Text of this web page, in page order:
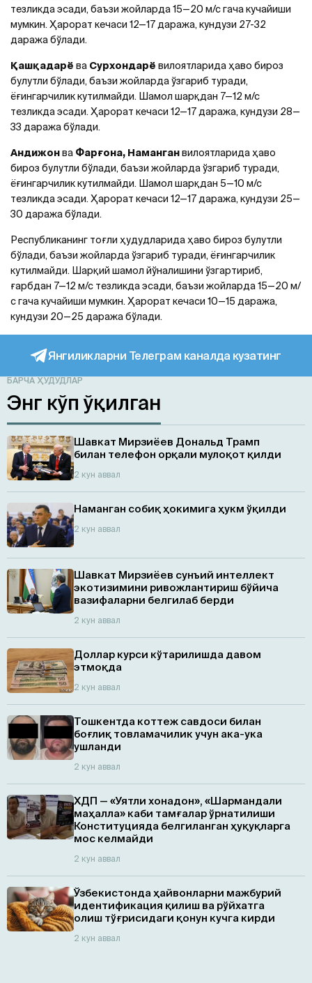
тезликда эсади, баъзи жойларда 15—20 м/с гача кучайиши
мумкин. Ҳарорат кечаси 12—17 даража, кундузи 27-32
даража бўлади.
Қашқадарё ва Сурхондарё вилоятларида ҳаво бироз
булутли бўлади, баъзи жойларда ўзгариб туради,
ёғингарчилик кутилмайди. Шамол шарқдан 7—12 м/с
тезликда эсади. Ҳарорат кечаси 12—17 даража, кундузи 28—
33 даража бўлади.
Aндижонва Фарғона, Наманганвилоятларида ҳаво
бироз булутли бўлади, баъзи жойларда ўзгариб туради,
ёғингарчилик кутилмайди. Шамол шарқдан 5—10 м/с
тезликда эсади. Ҳарорат кечаси 12—17 даража, кундузи 25—
30 даража бўлади.
Республиканинг тоғли ҳудудларида ҳаво бироз булутли
бўлади, баъзи жойларда ўзгариб туради, ёғингарчилик
кутилмайди. Шарқий шамол йўналишини ўзгартириб,
ғарбдан 7—12 м/с тезликда эсади, баъзи жойларда 15—20 м/
с гача кучайиши мумкин. Ҳарорат кечаси 10—15 даража,
кундузи 20—25 даража бўлади.
Янгиликларни Телеграм каналда кузатинг
БАРЧА ҲУДУДЛАР
Энг кўп ўқилган
Шавкат Мирзиёев Дональд Трамп
билан телефон орқали мулоқот қилди
2 кун аввал
Наманган собиқ ҳокимига ҳукм ўқилди
2 кун аввал
Шавкат Мирзиёев сунъий интеллект
экотизимини ривожлантириш бўйича
вазифаларни белгилаб берди
2 кун аввал
Доллар курси кўтарилишда давом
этмоқда
2 кун аввал
Тошкентда коттеж савдоси билан
боғлиқ товламачилик учун ака-ука
ушланди
2 кун аввал
ХДП — «Уятли хонадон», «Шармандали
маҳалла» каби тамғалар ўрнатилиши
Конституцияда белгиланган ҳуқуқларга
мос келмайди
2 кун аввал
Ўзбекистонда ҳайвонларни мажбурий
идентификация қилиш ва рўйхатга
олиш тўғрисидаги қонун кучга кирди
2 кун аввал